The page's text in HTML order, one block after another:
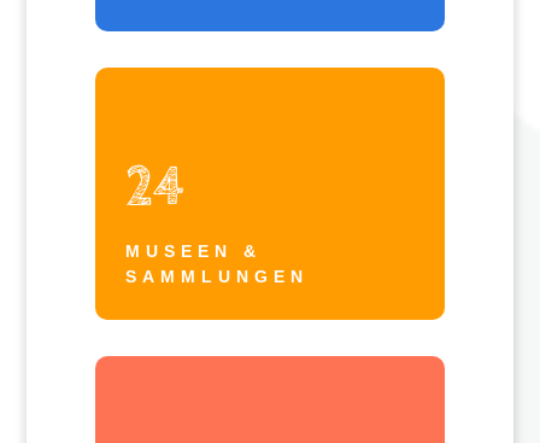
24
MUSEEN &
SAMMLUNGEN